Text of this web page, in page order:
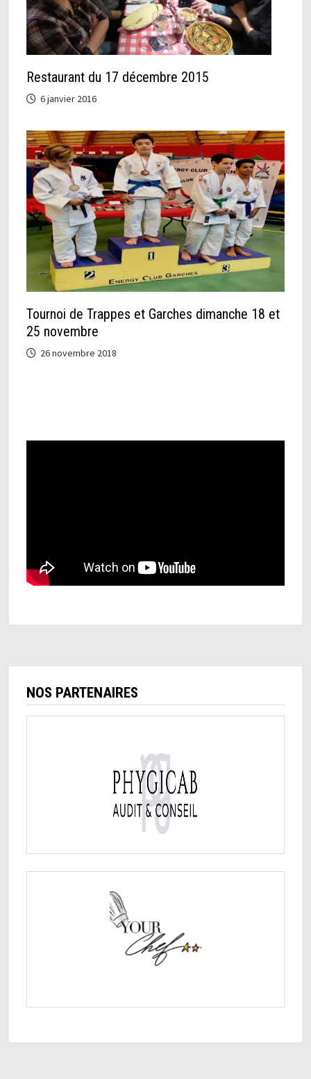
Restaurant du 17 décembre 2015
6 janvier 2016
Tournoi de Trappes et Garches dimanche 18 et
25 novembre
26 novembre 2018
NOS PARTENAIRES